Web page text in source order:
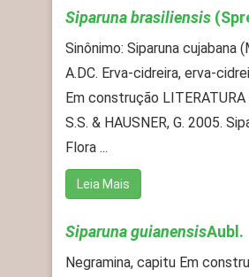
Siparuna brasiliensis
Sinônimo: Siparuna cujabana
A.DC. Erva-cidreira, erva-
Em construção LITERATURA
S.S. & HAUSNER, G. 2005.
Flora ...
Leia Mais
Siparuna guianensisAubl.
Negramina, capitu Em